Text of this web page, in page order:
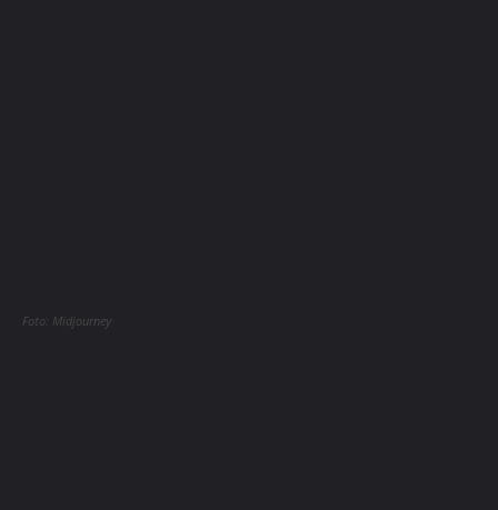
Foto: Midjourney